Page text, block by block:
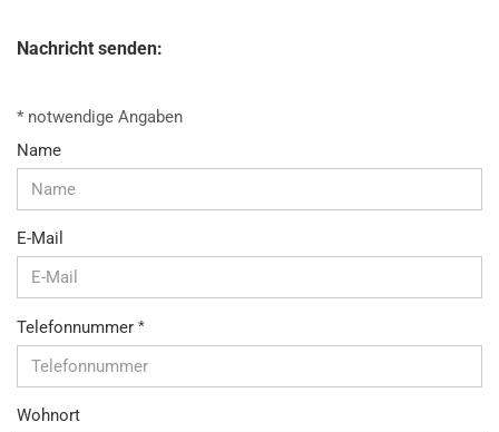
Nachricht senden:
CALLBACK
SERVICE
* notwendige Angaben
Name
E-Mail
Telefonnummer
Wohnort